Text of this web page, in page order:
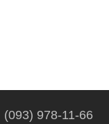
(093) 978-11-66